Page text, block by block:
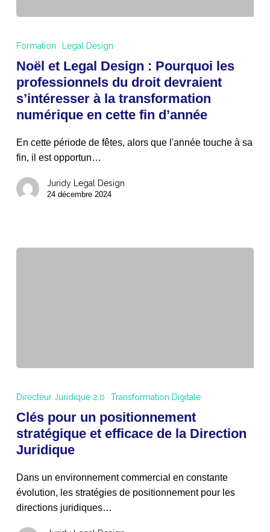
Design
Pourquoi
les
du
droit
s’intéresser
numérique
Formation Legal Design
Noël et Legal Design : Pourquoi les
professionnels du droit devraient
s’intéresser à la transformation
numérique en cette fin d’année
En cette période de fêtes, alors que l'année touche à sa
fin, il est opportun…
Juridy Legal Design
24 décembre 2024
positionnement
stratégique
et
de
la
Direction
Juridique
Directeur Juridique 2.0 Transformation Digitale
Clés pour un positionnement
stratégique et efficace de la Direction
Juridique
Dans un environnement commercial en constante
évolution, les stratégies de positionnement pour les
directions juridiques…